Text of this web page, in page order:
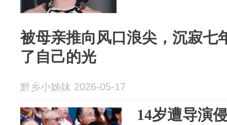
被母亲推向风口浪尖，沉寂七
了自己的光
黔乡小姊妹 2026-05-17
14岁遭导演